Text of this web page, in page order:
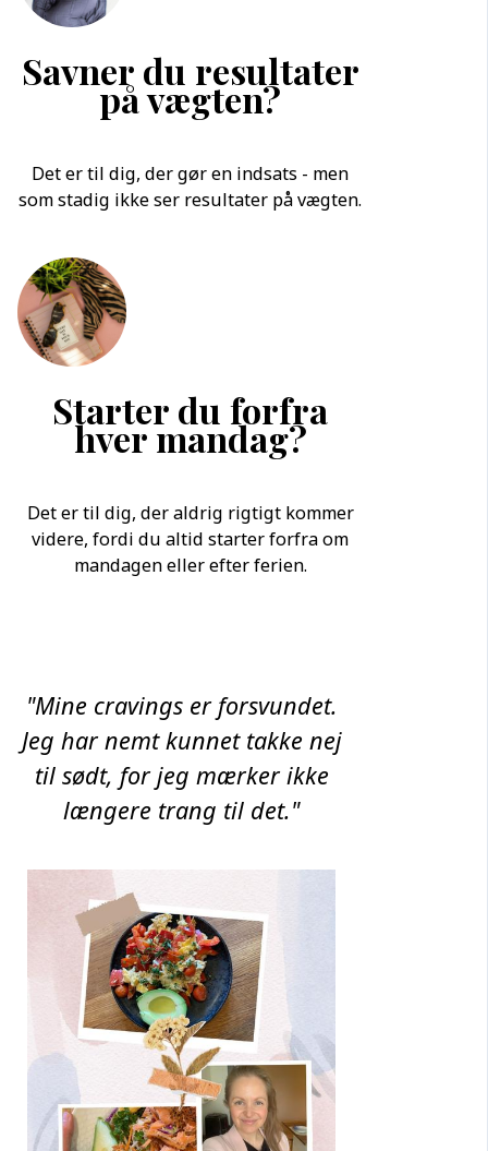
Savner du resultater
på vægten?
Det er til dig, der gør en indsats - men
som stadig ikke ser resultater på vægten.
Starter du forfra
hver mandag?
Det er til dig, der aldrig rigtigt kommer
videre, fordi du altid starter forfra om
mandagen eller efter ferien.
"Mine cravings er forsvundet.
Jeg har nemt kunnet takke nej
til sødt, for jeg mærker ikke
længere trang til det."